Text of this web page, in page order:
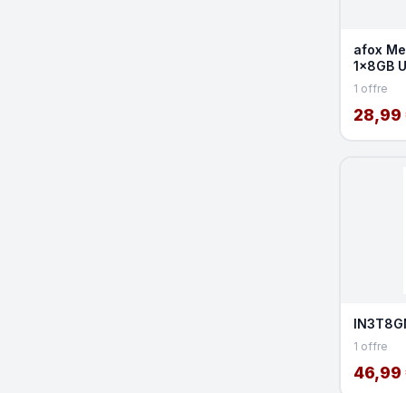
afox
1x8GB
Green
1 offre
28,99
1 offre
46,99